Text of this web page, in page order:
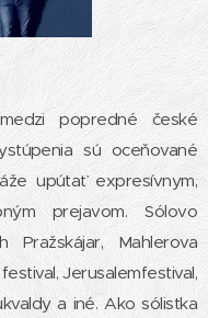
popredné české
sú oceňované
upútať expresívnym,
prejavom. Sólovo
Pražskájar, Mahlerova
Jerusalemfestival,
a iné. Ako sólistka